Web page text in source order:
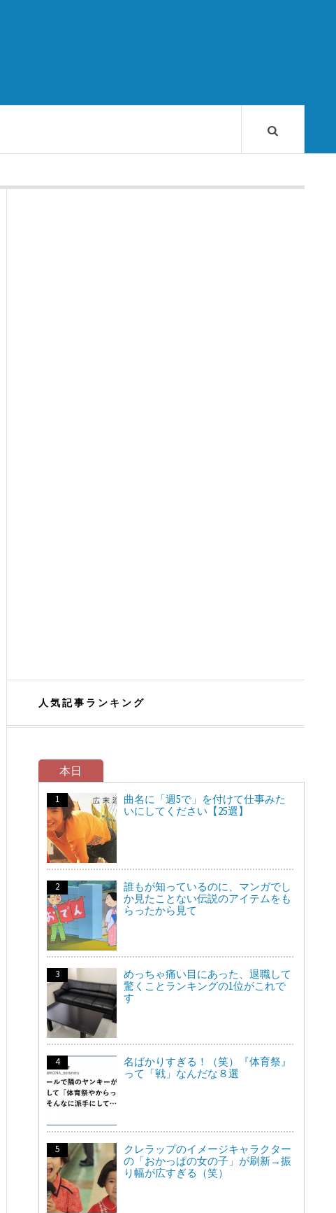
人気記事ランキング
本日
曲名に「週5で」を付けて仕事みた
いにしてください【25選】
誰もが知っているのに、マンガでし
か見たことない伝説のアイテムをも
らったから見て
めっちゃ痛い目にあった、退職して
驚くことランキングの1位がこれで
す
名ばかりすぎる！（笑）『体育祭』
って「戦」なんだな８選
クレラップのイメージキャラクター
の「おかっぱの女の子」が刷新→振
り幅が広すぎる（笑）